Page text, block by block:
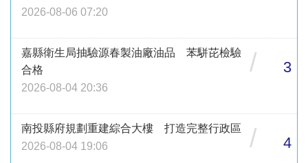
2026-08-06 07:20
嘉縣衛生局抽驗源春製油廠油品 苯駢芘檢驗
合格
2026-08-04 20:36
/ 3
南投縣府規劃重建綜合大樓 打造完整行政區
2026-08-04 19:06
/ 4